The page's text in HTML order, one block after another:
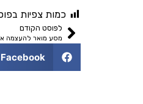
כמות צפיות
לפוסט הקודם
מסע מואר להעצמה
Facebook